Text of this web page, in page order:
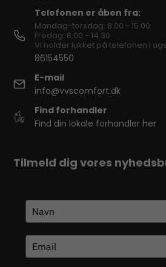
Telefonen er åben fra:
Mandag-torsdag: 8.00 - 15.00
Fredag: 8.00 - 14.30
Vi holder lukket på telefonen i
86154550
E-mail
info@vvscomfort.dk
Find forhandler
Find din lokale forhandler her
Tilmeld dig vores